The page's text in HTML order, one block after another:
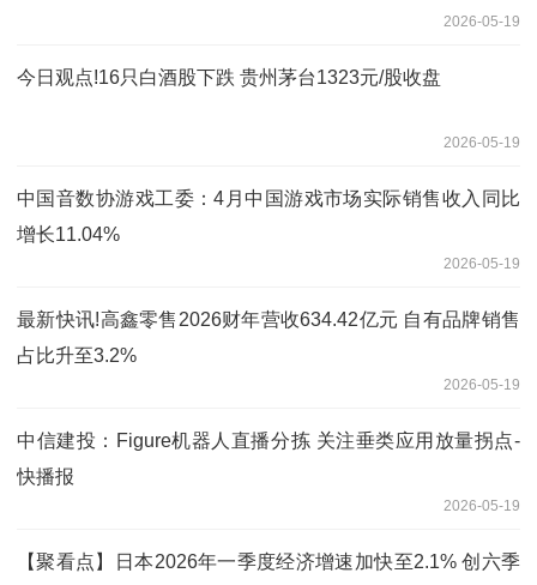
2026-05-19
今日观点!16只白酒股下跌 贵州茅台1323元/股收盘
2026-05-19
中国音数协游戏工委：4月中国游戏市场实际销售收入同比
增长11.04%
2026-05-19
最新快讯!高鑫零售2026财年营收634.42亿元 自有品牌销售
占比升至3.2%
2026-05-19
中信建投：Figure机器人直播分拣 关注垂类应用放量拐点-
快播报
2026-05-19
【聚看点】日本2026年一季度经济增速加快至2.1% 创六季